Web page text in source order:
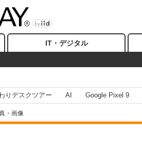
IT・デジタル
りデスクツアー AI Google Pixel 9
・画像